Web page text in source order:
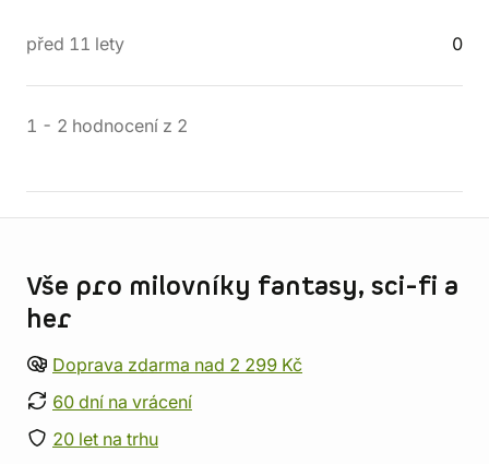
před 11 lety 0
1 - 2 hodnocení z 2
Vše pro milovníky fantasy, sci-fi a
her
Doprava zdarma nad 2 299 Kč
60 dní na vrácení
20 let na trhu